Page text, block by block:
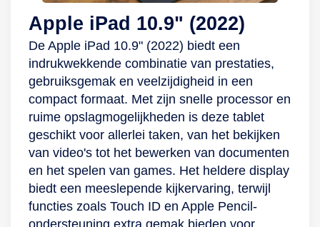
Apple iPad 10.9" (2022)
De Apple iPad 10.9" (2022) biedt een
indrukwekkende combinatie van prestaties,
gebruiksgemak en veelzijdigheid in een
compact formaat. Met zijn snelle processor en
ruime opslagmogelijkheden is deze tablet
geschikt voor allerlei taken, van het bekijken
van video's tot het bewerken van documenten
en het spelen van games. Het heldere display
biedt een meeslepende kijkervaring, terwijl
functies zoals Touch ID en Apple Pencil-
ondersteuning extra gemak bieden voor